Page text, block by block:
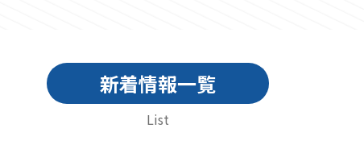
新着情報一覧
List